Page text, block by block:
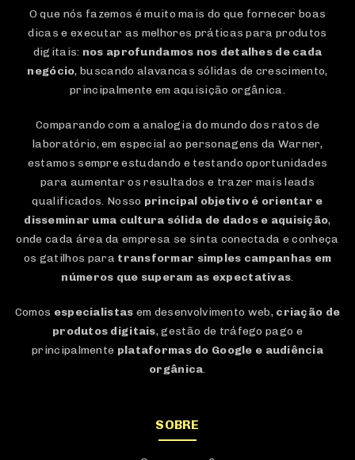
O que nós fazemos é muito mais do que fornecer boas
dicas e executar as melhores práticas para produtos
digitais: nos aprofundamos nos detalhes de cada
negócio, buscando alavancas sólidas de crescimento,
principalmente em aquisição orgânica.
Comparando com a analogia do mundo dos ratos de
laboratório, em especial ao personagens da Warner,
estamos sempre estudando e testando oportunidades
para aumentar os resultados e trazer mais leads
qualificados. Nosso principal objetivo é orientar e
disseminar uma cultura sólida de dados e aquisição,
onde cada área da empresa se sinta conectada e conheça
os gatilhos para transformar simples campanhas em
números que superam as expectativas.
Comos especialistas em desenvolvimento web, criação de
produtos digitais, gestão de tráfego pago e
principalmente plataformas do Google e audiência
orgânica.
SOBRE